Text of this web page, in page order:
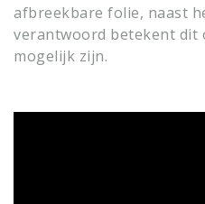
afbreekbare folie, naast
verantwoord betekent dit
mogelijk zijn.